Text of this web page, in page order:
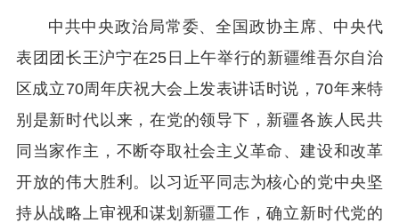
中共中央政治局常委、全国政协主席、中央代
表团团长王沪宁在25日上午举行的新疆维吾尔自治
区成立70周年庆祝大会上发表讲话时说，70年来特
别是新时代以来，在党的领导下，新疆各族人民共
同当家作主，不断夺取社会主义革命、建设和改革
开放的伟大胜利。以习近平同志为核心的党中央坚
持从战略上审视和谋划新疆工作，确立新时代党的